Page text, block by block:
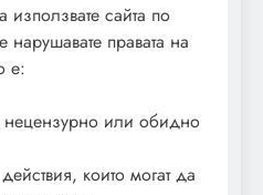
сайта по
правата на
е:
нецензурно или обидно
които могат да